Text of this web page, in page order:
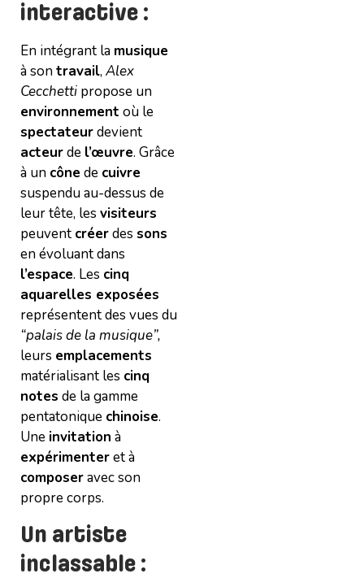
interactive :
En intégrant la musique
à sontravail, Alex
Cecchetti propose un
environnement où le
spectateurdevient
acteurde l’œuvre. Grâce
à un cône de cuivre
suspendu au-dessus de
leur tête, les visiteurs
peuvent créerdes sons
en évoluant dans
l’espace. Les cinq
aquarelles exposées
représentent des vues du
“palais de la musique”,
leurs emplacements
matérialisant les cinq
notes de la gamme
pentatonique chinoise.
Une invitation à
expérimenteret à
composeravec son
propre corps.
Un artiste
inclassable :